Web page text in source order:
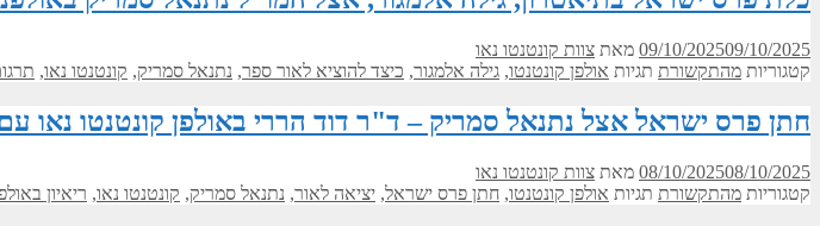
09/10/202509/10/2025 מאת צוות קונטנטו נאו
קטגוריות מהתקשורת תגיות אולפן קונטנטו, גילה אלמגור, כיצד להוציא לאור ספר, נתנאל סמריק, קונטנטו נאו,
חתן פרס ישראל אצל נתנאל סמריק – ד"ר דוד הררי באולפן קונטנטו נאו
08/10/202508/10/2025 מאת צוות קונטנטו נאו
קטגוריות מהתקשורת תגיות אולפן קונטנטו, חתן פרס ישראל, יציאה לאור, נתנאל סמריק, קונטנטו נאו, ריאיון